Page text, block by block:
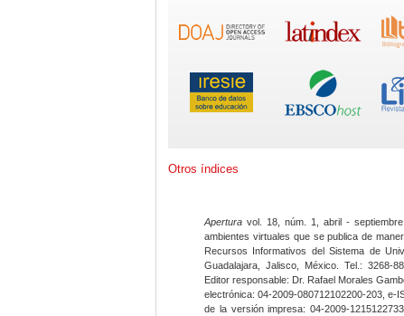
Otros índices
Apertura vol. 18, núm. 1, abril -
ambientes virtuales que se publica de
Recursos Informativos del Sistema de
Guadalajara, Jalisco, México. Tel.: 3268-
Editor responsable: Dr. Rafael Morales
electrónica: 04-2009-080712102200-203,
de la versión impresa: 04-2009-